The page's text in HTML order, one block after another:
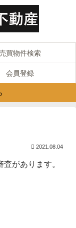
買物件検索
会員登録
2021.08.04
があります。